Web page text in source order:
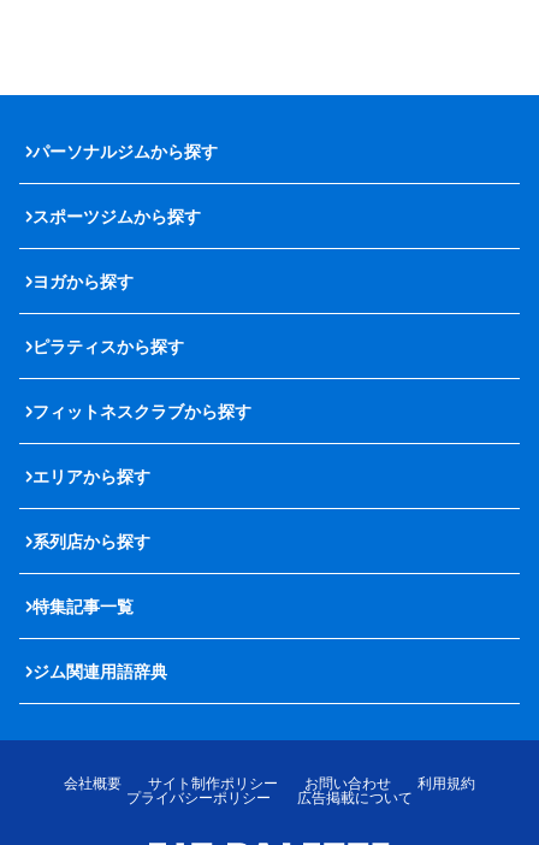
パーソナルジムから探す
スポーツジムから探す
ヨガから探す
ピラティスから探す
フィットネスクラブから探す
エリアから探す
系列店から探す
特集記事一覧
ジム関連用語辞典
会社概要 サイト制作ポリシー お問い合わせ
利用規約
プライバシーポリシー
広告掲載について